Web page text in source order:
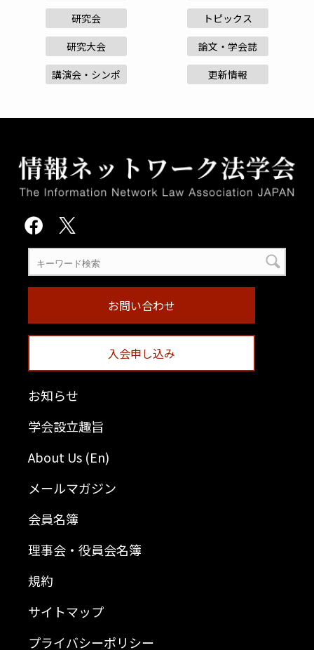
研究会
トピックス
研究大会
論文・学会誌
講演会・シンポ
更新情報
お問い合わせ
入会申し込み
お知らせ
学会設立趣旨
About Us (En)
メールマガジン
会員名簿
理事会・役員会名簿
規約
サイトマップ
プライバシーポリシー